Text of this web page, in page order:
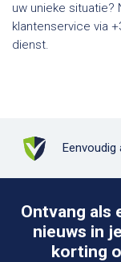
uw unieke
klantenservice via
dienst.
Ontvang als
nieuws in
korting